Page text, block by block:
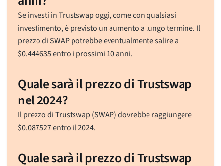
Se investi in Trustswap oggi, come con qualsiasi
investimento, è previsto un aumento a lungo termine. Il
prezzo di SWAP potrebbe eventualmente salire a
$0.444635entro i prossimi 10 anni.
Quale sarà il prezzo di Trustswap
nel 2024?
Il prezzo di Trustswap (SWAP) dovrebbe raggiungere
$0.087527entro il 2024.
Quale sarà il prezzo di Trustswap